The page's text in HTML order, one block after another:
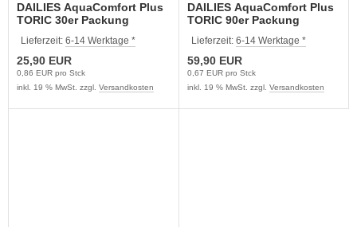
DAILIES AquaComfort Plus
TORIC 30er Packung
Lieferzeit: 6-14 Werktage *
25,90 EUR
0,86 EUR pro Stck
inkl. 19 % MwSt. zzgl. Versandkosten
DAILIES AquaComfort Plus
TORIC 90er Packung
Lieferzeit: 6-14 Werktage *
59,90 EUR
0,67 EUR pro Stck
inkl. 19 % MwSt. zzgl. Versandkosten